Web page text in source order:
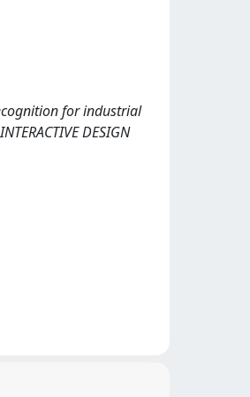
for industrial
DESIGN